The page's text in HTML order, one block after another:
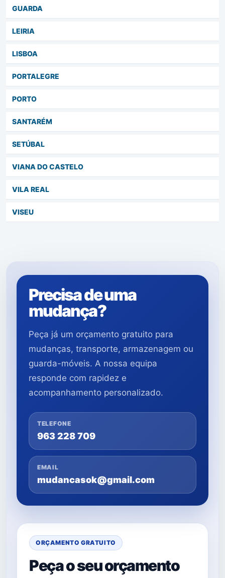
GUARDA
LEIRIA
LISBOA
PORTALEGRE
PORTO
SANTARÉM
SETÚBAL
VIANA DO CASTELO
VILA REAL
VISEU
Precisa de uma
mudança?
Peça já um orçamento gratuito para
mudanças, transporte, armazenagem ou
guarda-móveis. A nossa equipa
responde com rapidez e
acompanhamento personalizado.
TELEFONE
963 228 709
EMAIL
mudancasok@gmail.com
ORÇAMENTO GRATUITO
Peça o seu orçamento